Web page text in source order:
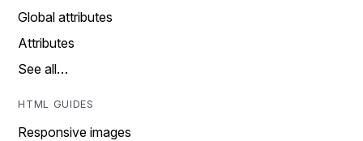
Global attributes
Attributes
See all…
HTML GUIDES
Responsive images